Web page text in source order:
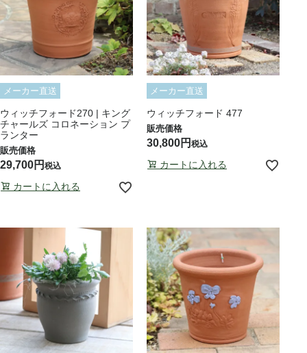
メーカー直送
ウィッチフォード270 | キング
チャールズ コロネーション プ
ランター
29,700 税込
カートに入れる
メーカー直送
ウィッチフォード 477
30,800 税込
カートに入れる